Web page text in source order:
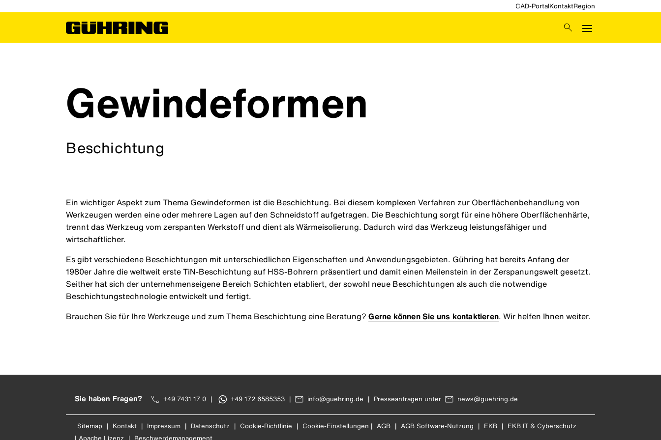
CAD-PortalKontaktRegion
Gewindeformen
Beschichtung
Ein wichtiger Aspekt zum Thema Gewindeformen ist die Beschichtung. Bei diesem komplexen Verfahren zur Oberflächenbehandlung von
Werkzeugen werden eine oder mehrere Lagen auf den Schneidstoff aufgetragen. Die Beschichtung sorgt für eine höhere Oberflächenhärte,
trennt das Werkzeug vom zerspanten Werkstoff und dient als Wärmeisolierung. Dadurch wird das Werkzeug leistungsfähiger und
wirtschaftlicher.
Es gibt verschiedene Beschichtungen mit unterschiedlichen Eigenschaften und Anwendungsgebieten. Gühring hat bereits Anfang der
1980er Jahre die weltweit erste TiN-Beschichtung auf HSS-Bohrern präsentiert und damit einen Meilenstein in der Zerspanungswelt gesetzt.
Seither hat sich der unternehmenseigene Bereich Schichten etabliert, der sowohl neue Beschichtungen als auch die notwendige
Beschichtungstechnologie entwickelt und fertigt.
Brauchen Sie für Ihre Werkzeuge und zum Thema Beschichtung eine Beratung?Gerne können Sie uns kontaktieren. Wir helfen Ihnen weiter.
Sie haben Fragen? +49 7431 17 0 | +49 172 6585353 | info@guehring.de | Presseanfragen unter news@guehring.de
Sitemap | Kontakt | Impressum | Datenschutz | Cookie-Richtlinie | Cookie-Einstellungen | AGB | AGB Software-Nutzung | EKB | EKB IT & Cyberschutz